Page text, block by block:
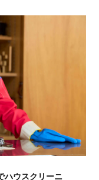
ハウスクリーニ